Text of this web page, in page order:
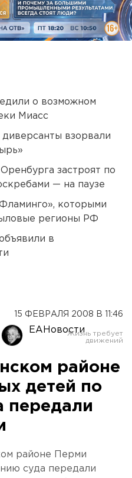
о возможном
Миасс
взорвали
застроят по
— на паузе
которыми
регионы РФ
в
15 ФЕВРАЛЯ 2008 В 11:46
ЕАНовости
районе
детей по
передали
районе Перми
суда передали